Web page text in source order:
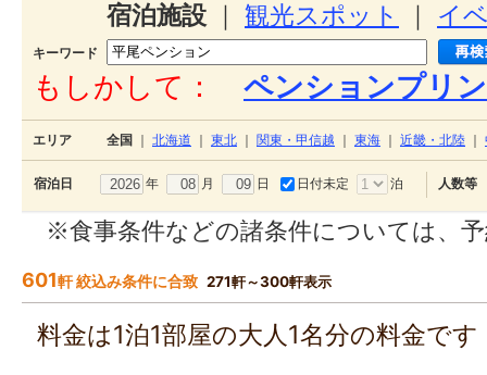
宿泊施設 観光スポット イ
キーワード
もしかして： ペンションプリ
エリア 全国 北海道 東北 関東・甲信越 東海 近畿・北陸
宿泊日 年 月 日 日付未定 泊 人数等
※食事条件などの諸条件については、
601軒 絞込み条件に合致 271軒～300軒表示
料金は1泊1部屋の大人1名分の料金で